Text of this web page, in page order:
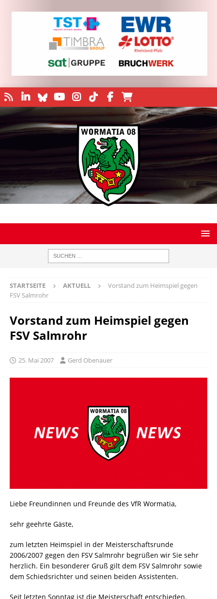
STARTSEITE AKTUELL
Vorstand zum Heimspiel gegen
FSV Salmrohr
Vorstand zum Heimspiel gegen
FSV Salmrohr
25. Mai 2007 Gerd Obenauer
Liebe Freundinnen und Freunde des VfR Wormatia,
sehr geehrte Gäste,
zum letzten Heimspiel in der Meisterschaftsrunde
2006/2007 gegen den FSV Salmrohr begrüßen wir Sie sehr
herzlich. Ein besonderer Gruß gilt dem FSV Salmrohr sowie
dem Schiedsrichter und seinen beiden Assistenten.
Seit letzten Sonntag ist die Meisterschaft entschieden.